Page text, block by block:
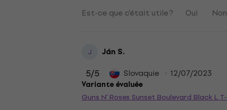
Est-ce que c'était utile ? Oui Non
J Ján S.
5/5 Slovaquie 12/07/2023
Variante évaluée
Guns N' Roses Sunset Boulevard Black L